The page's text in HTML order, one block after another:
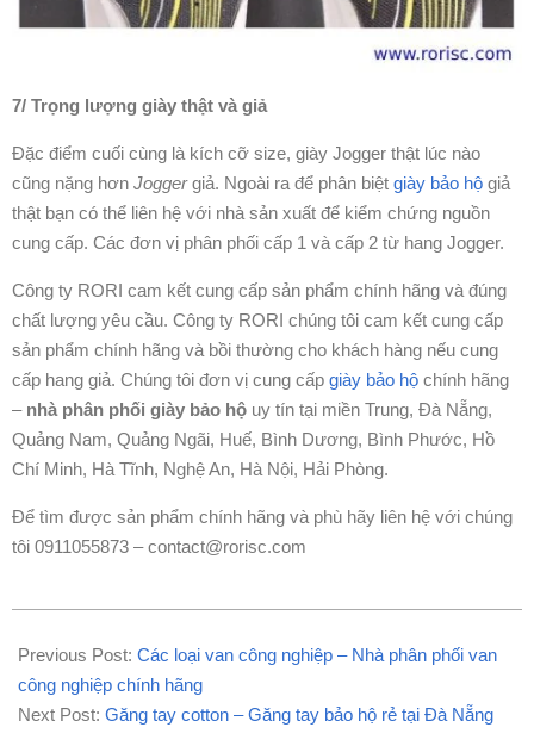
7/ Trọng lượng giày thật và giả
Đặc điểm cuối cùng là kích cỡ size, giày Jogger thật lúc nào
cũng nặng hơn Joggergiả. Ngoài ra để phân biệt giày bảo hộ giả
thật bạn có thể liên hệ với nhà sản xuất để kiểm chứng nguồn
cung cấp. Các đơn vị phân phối cấp 1 và cấp 2 từ hang Jogger.
Công ty RORI cam kết cung cấp sản phẩm chính hãng và đúng
chất lượng yêu cầu. Công ty RORI chúng tôi cam kết cung cấp
sản phẩm chính hãng và bồi thường cho khách hàng nếu cung
cấp hang giả. Chúng tôi đơn vị cung cấp giày bảo hộ chính hãng
– nhà phân phối giày bảo hộ uy tín tại miền Trung, Đà Nẵng,
Quảng Nam, Quảng Ngãi, Huế, Bình Dương, Bình Phước, Hồ
Chí Minh, Hà Tĩnh, Nghệ An, Hà Nội, Hải Phòng.
Để tìm được sản phẩm chính hãng và phù hãy liên hệ với chúng
tôi 0911055873 – contact@rorisc.com
04-
10
Previous Post: Các loại van công nghiệp – Nhà phân phối van
công nghiệp chính hãng
Next Post: Găng tay cotton – Găng tay bảo hộ rẻ tại Đà Nẵng